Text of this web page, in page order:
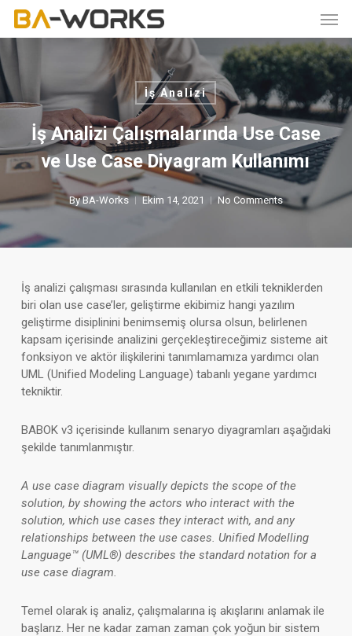
Skip
main
content
İş Analizi
İş Analizi Çalışmalarında Use Case
ve Use Case Diyagram Kullanımı
By BA-Works Ekim 14, 2021 No Comments
İş analizi çalışması sırasında kullanılan en etkili tekniklerden
biri olan use case’ler, geliştirme ekibimiz hangi yazılım
geliştirme disiplinini benimsemiş olursa olsun, belirlenen
kapsam içerisinde analizini gerçekleştireceğimiz sisteme ait
fonksiyon ve aktör ilişkilerini tanımlamamıza yardımcı olan
UML (Unified Modeling Language) tabanlı yegane yardımcı
tekniktir.
BABOK v3 içerisinde kullanım senaryo diyagramları aşağıdaki
şekilde tanımlanmıştır.
A use case diagram visually depicts the scope of the
solution, by showing the actors who interact with the
solution, which use cases they interact with, and any
relationships between the use cases. Unified Modelling
Language™ (UML®) describes the standard notation for a
use case diagram.
Temel olarak iş analiz, çalışmalarına iş akışlarını anlamak ile
başlarız. Her ne kadar zaman zaman çok yoğun bir sistem